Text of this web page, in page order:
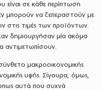
είναι σε κάθε περίπτωση
μπορούν να ξεπεραστούν με
στις τιμές των προϊόντων.
δημιουργήσαν μία ακόμα
αντιμετωπίσουν.
μακροοικονομικής
υφής. Σίγουρα, όμως,
αυτά που συχνά